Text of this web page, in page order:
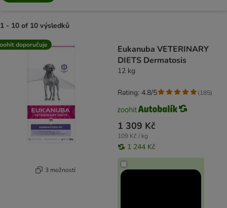
1 - 10 of 10 výsledků
product items have been changed
doporučuje
3 možností
Eukanuba VETERINARY
DIETS Dermatosis
12 kg
1 309 Kč
109 Kč / kg
1 244 Kč
Rating: 4.8/5 (185)